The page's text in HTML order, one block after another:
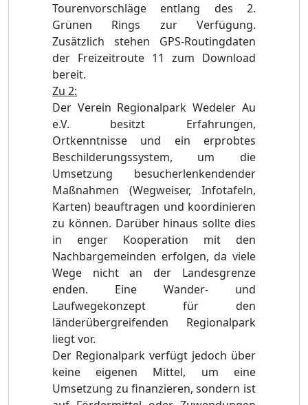
Tourenvorschläge entlang des 2.
Grünen Rings zur Verfügung.
Zusätzlich stehen GPS-Routingdaten
der Freizeitroute 11 zum Download
bereit.
Zu 2:
Der Verein Regionalpark Wedeler Au
e.V. besitzt Erfahrungen,
Ortkenntnisse und ein erprobtes
Beschilderungssystem, um die
Umsetzung besucherlenkendender
Maßnahmen (Wegweiser, Infotafeln,
Karten) beauftragen und koordinieren
zu können. Darüber hinaus sollte dies
in enger Kooperation mit den
Nachbargemeinden erfolgen, da viele
Wege nicht an der Landesgrenze
enden. Eine Wander- und
Laufwegekonzept für den
länderübergreifenden Regionalpark
liegt vor.
Der Regionalpark verfügt jedoch über
keine eigenen Mittel, um eine
Umsetzung zu finanzieren, sondern ist